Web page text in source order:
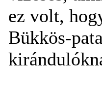
ez volt,
Bükkös-